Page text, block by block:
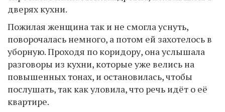
дверях кухни.
Пожилая женщина так и не смогла уснуть,
поворочалась немного, а потом ей захотелось в
уборную. Проходя по коридору, она услышала
разговоры из кухни, которые уже велись на
повышенных тонах, и остановилась, чтобы
послушать, так как уловила, что речь идёт о её
квартире.